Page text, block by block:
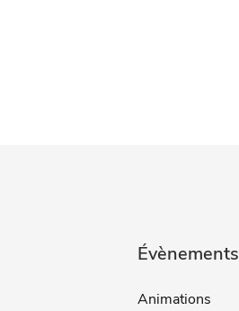
Évènements
Animations